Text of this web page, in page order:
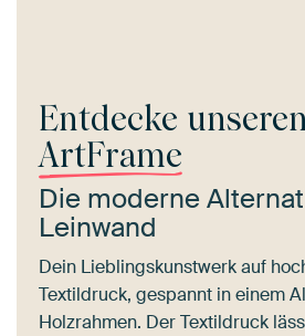
Entdecke
ArtFrame
Die moderne
Leinwand
Dein Lieblingskunstwerk auf
Textildruck, gespannt in einem
Holzrahmen. Der Textildruck